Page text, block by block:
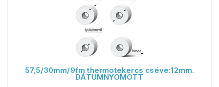
57,5/30mm/9fm thermotekercs cséve:12mm.
DÁTUMNYOMOTT